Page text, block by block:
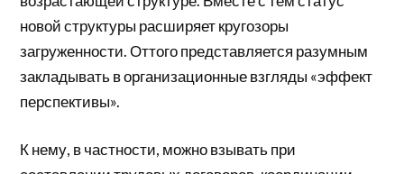
новой структуры расширяет кругозоры
загруженности. Оттого представляется разумным
закладывать в организационные взгляды «эффект
перспективы».
К нему, в частности, можно взывать при